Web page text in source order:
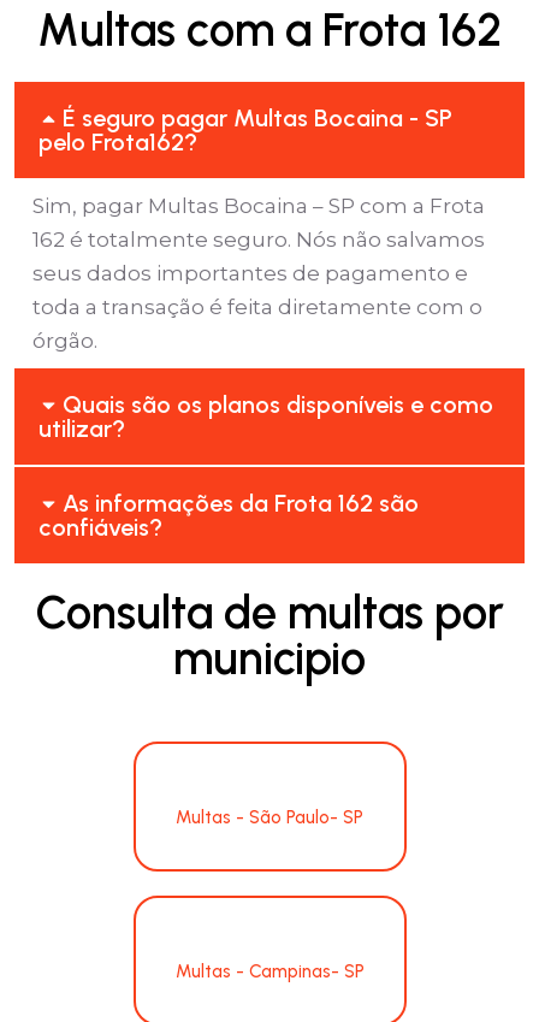
Multas com a Frota 162
É seguro pagar Multas Bocaina - SP
pelo Frota162?
Sim, pagar Multas Bocaina – SP com a Frota
162 é totalmente seguro. Nós não salvamos
seus dados importantes de pagamento e
toda a transação é feita diretamente com o
órgão.
Quais são os planos disponíveis e como
utilizar?
As informações da Frota 162 são
confiáveis?
Consulta de multas por
municipio
Multas - São Paulo- SP
Multas - Campinas- SP